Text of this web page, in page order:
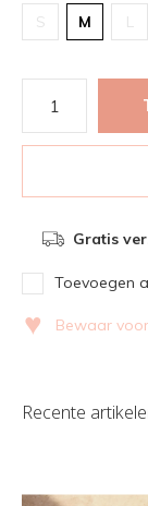
S M L
Gratis
Toevoegen
♥ Bewaar
Recente